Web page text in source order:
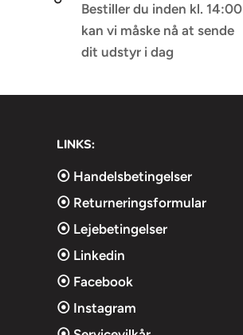
Bestiller du inden kl. 14:00
kan vi måske nå at sende
dit udstyr i dag
LINKS:
⦿ Handelsbetingelser
⦿ Returneringsformular
⦿ Lejebetingelser
⦿ Linkedin
⦿ Facebook
⦿ Instagram